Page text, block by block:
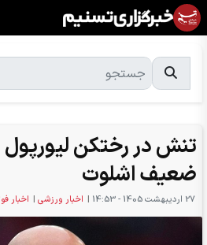
تنش در رختکن لیورپول
ضعیف اشلوت
27 ارديبهشت 1405 - 14:53 | اخبار ورزشی | اخبار